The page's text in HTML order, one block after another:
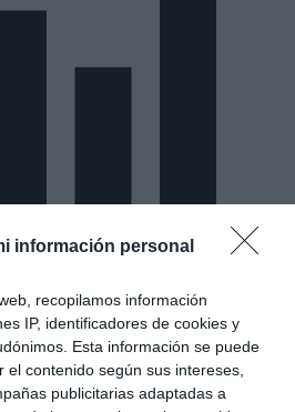
información personal
recopilamos información
IP, identificadores de cookies y
Esta información se puede
el contenido según sus intereses,
publicitarias adaptadas a